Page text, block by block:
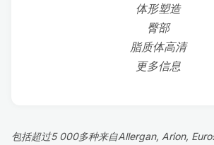
体形塑造
臀部
脂质体高清
更多信息
包括超过5 000多种来自Allergan, Arion,